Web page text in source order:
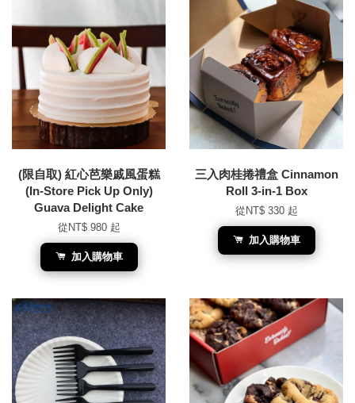
(限自取) 紅心芭樂戚風蛋糕
(In-Store Pick Up Only)
Guava Delight Cake
從 NT$ 980 起
加入購物車
三入肉桂捲禮盒 Cinnamon
Roll 3-in-1 Box
從 NT$ 330 起
加入購物車